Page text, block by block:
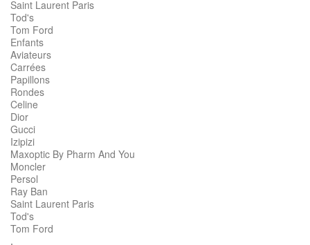
Saint Laurent Paris
Tod's
Tom Ford
Enfants
Aviateurs
Carrées
Papillons
Rondes
Celine
Dior
Gucci
Izipizi
Maxoptic By Pharm And You
Moncler
Persol
Ray Ban
Saint Laurent Paris
Tod's
Tom Ford